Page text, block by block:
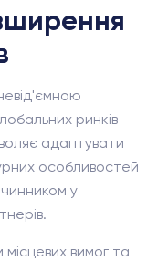
ринків
адаптувати
особливостей
у
вимог та